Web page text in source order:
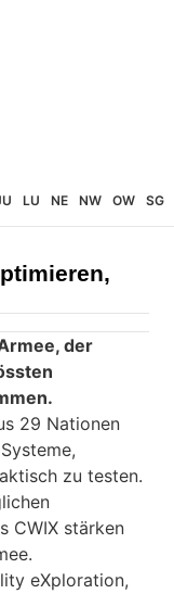
LU NE NW OW SG
der
29 Nationen
zu testen.
CWIX stärken
eXploration,